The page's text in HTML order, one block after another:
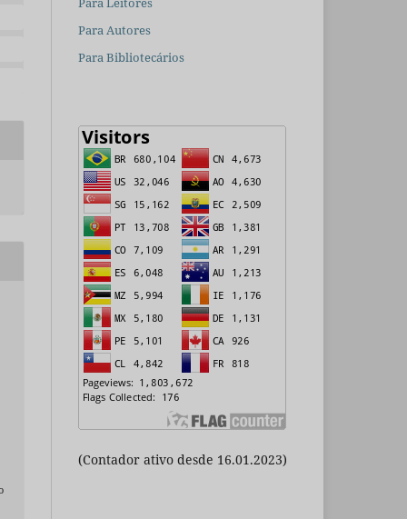
Para Autores
Para Bibliotecários
(Contador ativo desde 16.01.2023)